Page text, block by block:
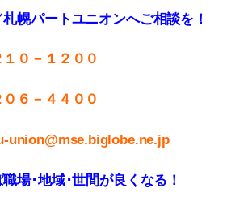
幌パートユニオンへご相談を！
０－１２００
０６－４４００
union@mse.biglobe.ne.jp
場･地域･世間が良くなる！